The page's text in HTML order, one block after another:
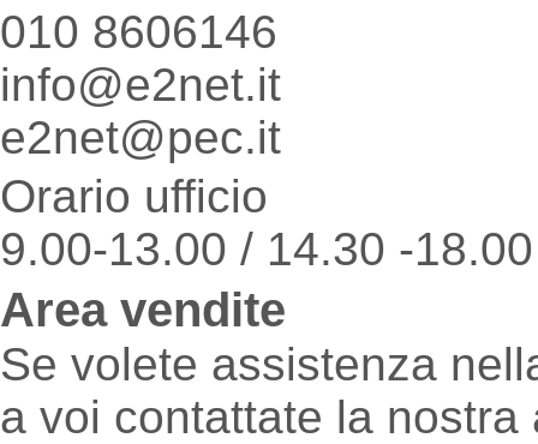
010 8606146
info@e2net.it
e2net@pec.it
Orario ufficio
9.00-13.00 / 14.30 -18.00
Area vendite
Se volete assistenza
a voi contattate la nostra